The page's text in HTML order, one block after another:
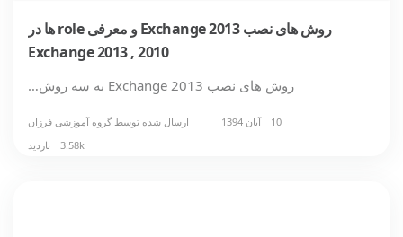
روش های نصب Exchange 2013 و معرفی role ها در
Exchange 2013 , 2010
روش های نصب Exchange 2013 به سه روش…
10 آبان 1394 ارسال شده توسط گروه آموزشی فرزان
3.58k بازدید